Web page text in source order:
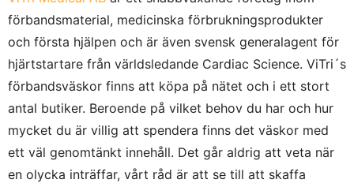
förbandsmaterial, medicinska förbrukningsprodukter
och första hjälpen och är även svensk generalagent för
hjärtstartare från världsledande Cardiac Science. ViTri´s
förbandsväskor finns att köpa på nätet och i ett stort
antal butiker. Beroende på vilket behov du har och hur
mycket du är villig att spendera finns det väskor med
ett väl genomtänkt innehåll. Det går aldrig att veta när
en olycka inträffar, vårt råd är att se till att skaffa